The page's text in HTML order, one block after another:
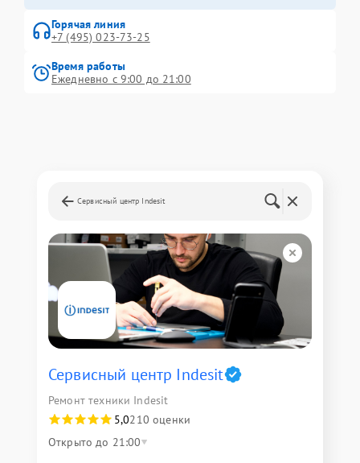
Горячая линия
+7 (495) 023-73-25
Время работы
Ежедневно с 9:00 до 21:00
Сервисный центр Indesit
Сервисный центр Indesit
Ремонт техники Indesit
5,0210 оценки
Открыто до 21:00